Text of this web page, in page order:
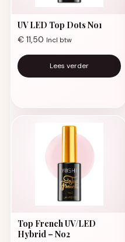
UV LED Top Dots No1
€ 11,50 Incl btw
Lees verder
Top French UV/LED
Hybrid – No2